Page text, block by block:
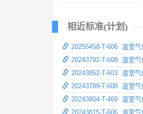
相近标准(计划)
20255458-T-606 温室
20243792-T-608 温室
20243852-T-603 温室
20243789-T-608 温室
20243804-T-469 温室
20243815-T-606 温室